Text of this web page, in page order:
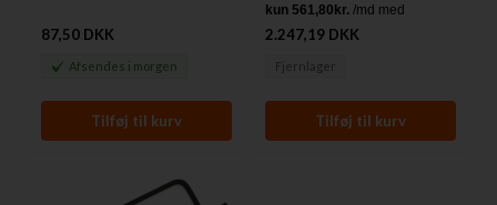
Classic 200/300 Tdi motorer
samt Range Rover Classic V8 EFI
87,50 DKK
Afsendes i morgen
2.247,19 DKK
Fjernlager